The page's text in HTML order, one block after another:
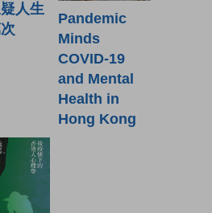
人生
Pandemic
Minds
COVID-19
and Mental
Health in
Hong Kong